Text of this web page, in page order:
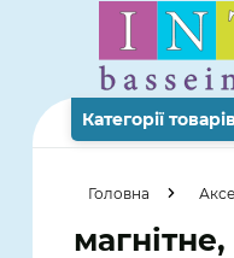
Категорії товарів
Головна